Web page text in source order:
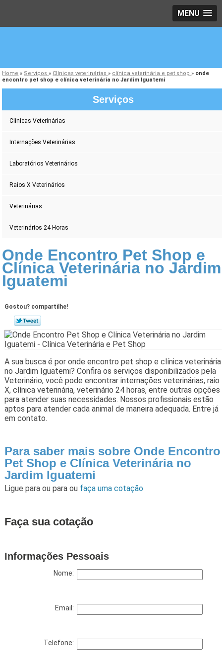
MENU
Home » Serviços» Clínicas veterinárias» clínica veterinária e pet shop» onde
encontro pet shop e clínica veterinária no Jardim Iguatemi
Serviços
Clínicas Veterinárias
Internações Veterinárias
Laboratórios Veterinários
Raios X Veterinários
Veterinárias
Veterinários 24 Horas
Onde Encontro Pet Shop e
Clínica Veterinária no Jardim
Iguatemi
Gostou? compartilhe!
A sua busca é por onde encontro pet shop e clínica veterinária
no Jardim Iguatemi? Confira os serviços disponibilizados pela
Veterinário, você pode encontrar internações veterinárias, raio
X, clínica veterinária, veterinário 24 horas, entre outras opções
para atender suas necessidades. Nossos profissionais estão
aptos para atender cada animal de maneira adequada. Entre já
em contato.
Para saber mais sobre Onde Encontro
Pet Shop e Clínica Veterinária no
Jardim Iguatemi
Ligue para ou para ou faça uma cotação
Faça sua cotação
Informações Pessoais
Nome:
Email:
Telefone: